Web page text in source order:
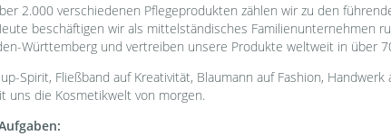
2.000 verschiedenen Pflegeprodukten zählen wir zu den
beschäftigen wir als mittelständisches Familienunternehmen
Württemberg und vertreiben unsere Produkte weltweit in über
Spirit, Fließband auf Kreativität, Blaumann auf Fashion, Handwerk
uns die Kosmetikwelt von morgen.